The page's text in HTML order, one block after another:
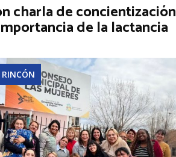
charla de concientización
de la lactancia
RINCÓN